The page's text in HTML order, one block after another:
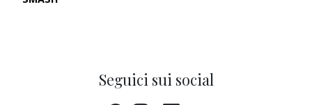
Seguici sui social